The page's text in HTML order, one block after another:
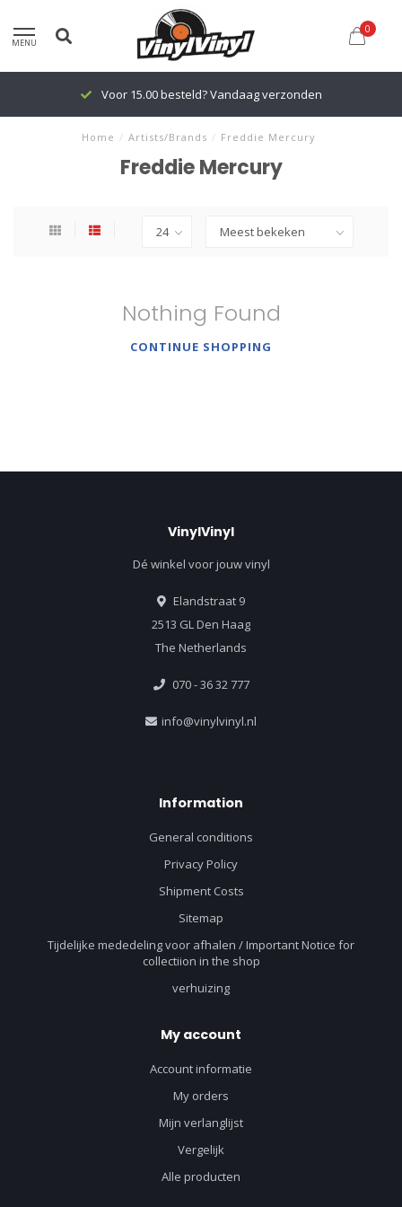
MENU
0
Voor 15.00 besteld? Vandaag verzonden
Home / Artists/Brands / Freddie Mercury
Freddie Mercury
Nothing Found
CONTINUE SHOPPING
VinylVinyl
Dé winkel voor jouw vinyl
Elandstraat 9
2513 GL Den Haag
The Netherlands
070 - 36 32 777
info@vinylvinyl.nl
Information
General conditions
Privacy Policy
Shipment Costs
Sitemap
Tijdelijke mededeling voor afhalen / Important Notice for
collectiion in the shop
verhuizing
My account
Account informatie
My orders
Mijn verlanglijst
Vergelijk
Alle producten